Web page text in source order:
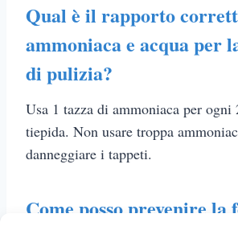
Qual è il rapporto
ammoniaca e acqua per
di pulizia?
Usa 1 tazza di ammoniaca per
tiepida. Non usare troppa
danneggiare i tappeti.
Come posso prevenire la